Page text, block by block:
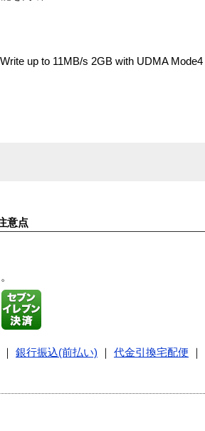
up to 11MB/s 2GB with UDMA Mode4
意点
銀行振込(前払い) 代金引換宅配便